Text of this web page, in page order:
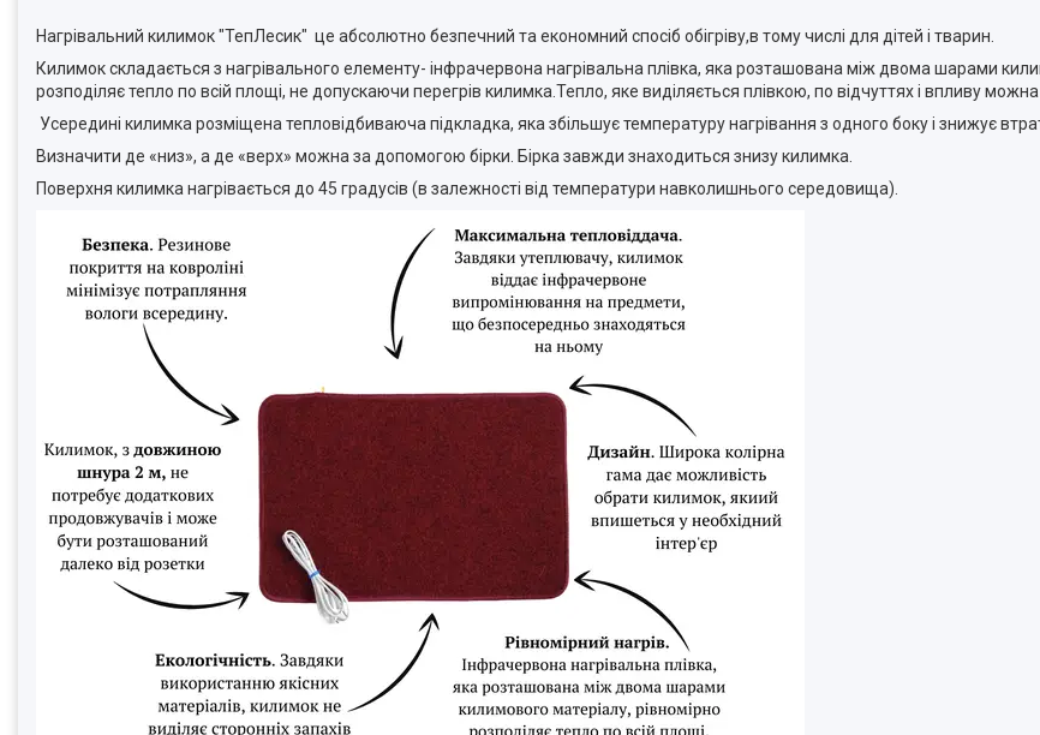
Нагрівальний килимок "ТепЛесик" це абсолютно безпечний та економний спосіб обігріву,в тому числі для дітей і тварин.
Килимок складається з нагрівального елементу- інфрачервона нагрівальна плівка, яка розташована між двома шарами
розподіляє тепло по всій площі, не допускаючи перегрів килимка.Тепло, яке виділяється плівкою, по відчуттях і впливу
Усередині килимка розміщена тепловідбиваюча підкладка, яка збільшує температуру нагрівання з одного боку і знижує
Визначити де «низ», а де «верх» можна за допомогою бірки. Бірка завжди знаходиться знизу килимка.
Поверхня килимка нагрівається до 45 градусів (в залежності від температури навколишнього середовища).